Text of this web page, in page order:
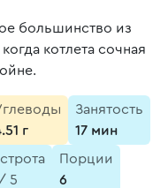
большинство из
котлета сочная
г
Занятость
17 мин
/ 5
Порции
6